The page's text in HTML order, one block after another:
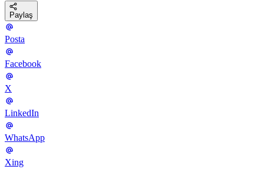
Paylaş
Posta
Facebook
X
LinkedIn
WhatsApp
Xing